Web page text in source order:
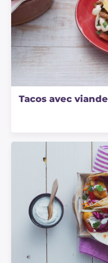
Tacos avec viande